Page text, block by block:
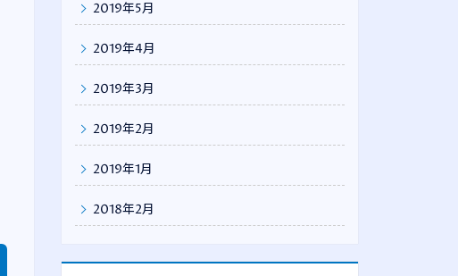
2019年5月
2019年4月
2019年3月
2019年2月
2019年1月
2018年2月